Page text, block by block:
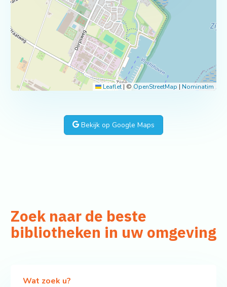
Leaflet |© OpenStreetMap | Nominatim
Bekijk op Google Maps
Zoek naar de beste
bibliotheken in uw omgeving
Wat zoek u?